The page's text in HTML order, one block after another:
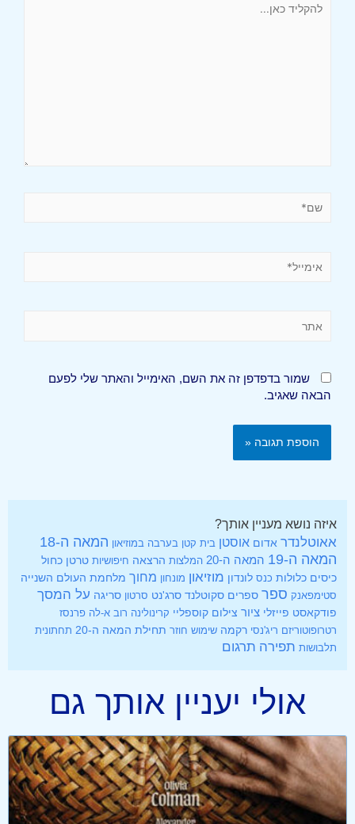
שמור בדפדפן זה את השם, האימייל והאתר שלי לפעם
הבאה שאגיב.
איזה נושא מעניין אותך?
אאוטלנדר אדום אוסטן בית קטן בערבה במוזיאון המאה ה-18
המאה ה-19
המאה ה-20 המלצות הרצאה חיפושיות טרטן כחול
כיסים כלולות כנס לונדון מוזיאון מונחון מחוך מלחמת העולם השנייה
סטימפאנק ספר ספרים סקוטלנד סרג'נט סרטון סריגה על המסך
פודקאסט פייזלי ציור צילום קוספליי קרינולינה רוב א-לה פרנסז
רטרופוטוריזם ריג'נסי רקמה שימוש חוזר תחילת המאה ה-20
תחתונית
תלבושות תפירה תרגום
אולי יעניין אותך גם